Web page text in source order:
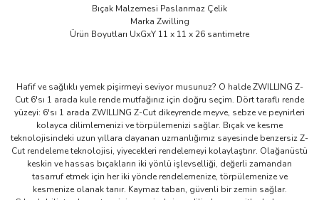
Bıçak Malzemesi Paslanmaz Çelik
Marka Zwilling
Ürün Boyutları UxGxY 11 x 11 x 26 santimetre
Hafif ve sağlıklı yemek pişirmeyi seviyor musunuz? O halde ZWILLING Z-
Cut 6'sı 1 arada kule rende mutfağınız için doğru seçim. Dört taraflı rende
yüzeyi: 6'sı 1 arada ZWILLING Z-Cut dikeyrende meyve, sebze ve peynirleri
kolayca dilimlemenizi ve törpülemenizi sağlar. Bıçak ve kesme
teknolojisindeki uzun yıllara dayanan uzmanlığımız sayesinde benzersiz Z-
Cut rendeleme teknolojisi, yiyecekleri rendelemeyi kolaylaştırır. Olağanüstü
keskin ve hassas bıçakların iki yönlü işlevselliği, değerli zamandan
tasarruf etmek için her iki yönde rendelemenize, törpülemenize ve
kesmenize olanak tanır. Kaymaz taban, güvenli bir zemin sağlar.